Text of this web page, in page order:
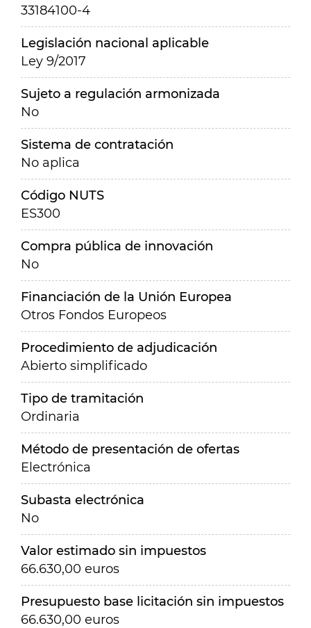
33184100-4
Legislación nacional aplicable
Ley 9/2017
Sujeto a regulación armonizada
No
Sistema de contratación
No aplica
Código NUTS
ES300
Compra pública de innovación
No
Financiación de la Unión Europea
Otros Fondos Europeos
Procedimiento de adjudicación
Abierto simplificado
Tipo de tramitación
Ordinaria
Método de presentación de ofertas
Electrónica
Subasta electrónica
No
Valor estimado sin impuestos
66.630,00 euros
Presupuesto base licitación sin impuestos
66.630,00 euros